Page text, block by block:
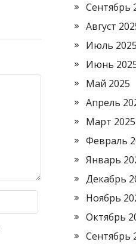
Сентябрь
Август
Июль 2025
Июнь
Май 2025
Апрель
Март 2025
Февраль
Январь
Декабрь
Ноябрь
Октябрь
Сентябрь